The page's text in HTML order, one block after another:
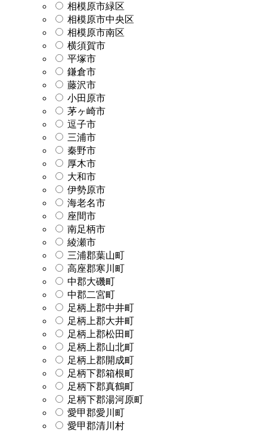
相模原市緑区
相模原市中央区
相模原市南区
横須賀市
平塚市
鎌倉市
藤沢市
小田原市
茅ヶ崎市
逗子市
三浦市
秦野市
厚木市
大和市
伊勢原市
海老名市
座間市
南足柄市
綾瀬市
三浦郡葉山町
高座郡寒川町
中郡大磯町
中郡二宮町
足柄上郡中井町
足柄上郡大井町
足柄上郡松田町
足柄上郡山北町
足柄上郡開成町
足柄下郡箱根町
足柄下郡真鶴町
足柄下郡湯河原町
愛甲郡愛川町
愛甲郡清川村